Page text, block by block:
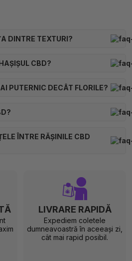
DINTRE TEXTURI?
CBD?
PUTERNIC DECÂT FLORILE?
ÎNTRE RĂȘINILE CBD
LIVRARE RAPIDĂ
Expediem coletele
dumneavoastră în aceeași zi,
cât mai rapid posibil.